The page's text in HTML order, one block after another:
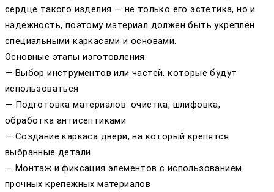
сердце такого изделия — не только его эстетика, но и
надежность, поэтому материал должен быть укреплён
специальными каркасами и основами.
Основные этапы изготовления:
— Выбор инструментов или частей, которые будут
использоваться
— Подготовка материалов: очистка, шлифовка,
обработка антисептиками
— Создание каркаса двери, на который крепятся
выбранные детали
— Монтаж и фиксация элементов с использованием
прочных крепежных материалов